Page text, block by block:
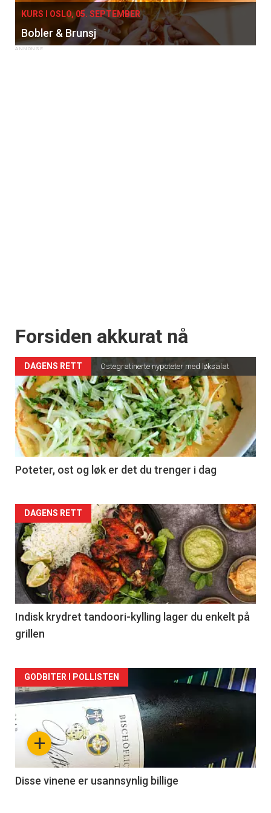
KURS I OSLO, 05. SEPTEMBER
Bobler & Brunsj
Forsiden akkurat nå
DAGENS RETT Ostegratinerte nypoteter med løksalat
Poteter, ost og løk er det du trenger i dag
Forsiden
akkurat
nå
-
2
DAGENS RETT
Indisk krydret tandoori-kylling lager du enkelt på
grillen
Forsiden
akkurat
nå
3
+
GODBITER I POLLISTEN
Disse vinene er usannsynlig billige